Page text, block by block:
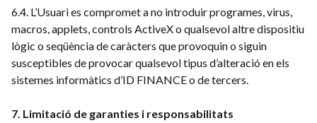
6.4. L’Usuari es compromet a no introduir programes, virus,
macros, applets, controls ActiveX o qualsevol altre dispositiu
lògic o seqüència de caràcters que provoquin o siguin
susceptibles de provocar qualsevol tipus d’alteració en els
sistemes informàtics d’ID FINANCE o de tercers.
7. Limitació de garanties i responsabilitats